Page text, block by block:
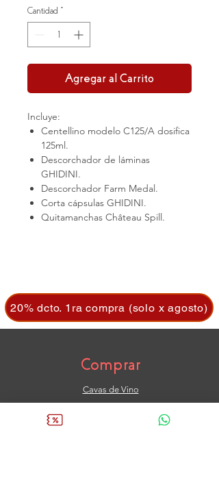
Cantidad *
Agregar al Carrito
Incluye:
Centellino modelo C125/A dosifica
125ml.
Descorchador de láminas
GHIDINI.
Descorchador Farm Medal.
Corta cápsulas GHIDINI.
Quitamanchas Château Spill.
20% dcto. 1ra compra (solo x agosto)
Comprar
Cavas de Vino